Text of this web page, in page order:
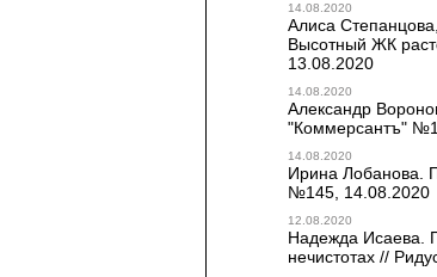
14.08.2020
Алиса
Высотный ЖК
13.08.2020
14.08.2020
Александр
"Коммерсантъ"
14.08.2020
Ирина Лобанова.
№145, 14.08.2020
12.08.2020
Надежда Исаева.
нечистотах //